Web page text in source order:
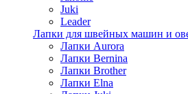
Juki
Leader
Лапки для швейных машин и
Лапки Aurora
Лапки Bernina
Лапки Brother
Лапки Elna